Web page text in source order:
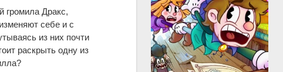
громила Дракс,
себе и с
из них почти
раскрыть одну из